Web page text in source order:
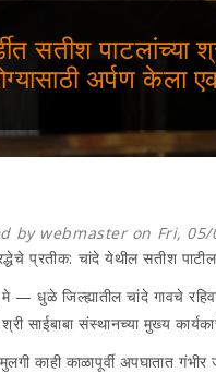
सतीश पाटलांच्या
अर्पण केला
by webmasteron Fri, 05/
प्रतीक: चांदे येथील सतीश पाटील
मे — धुळे जिल्ह्यातील चांदे गावचे
साईबाबा संस्थानच्या मुख्य
काही काळापूर्वी अपघातात